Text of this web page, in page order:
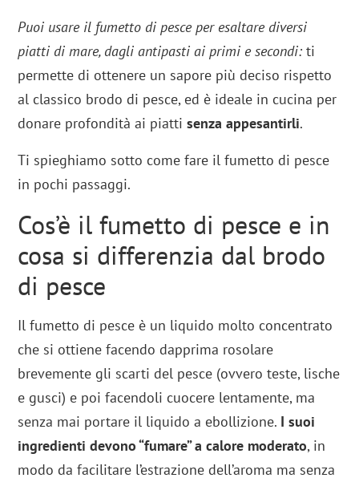
Puoi usare il fumetto di pesce per esaltare diversi
piatti di mare, dagli antipasti ai primi e secondi: ti
permette di ottenere un sapore più deciso rispetto
al classico brodo di pesce, ed è ideale in cucina per
donare profondità ai piattisenza appesantirli.
Ti spieghiamo sotto come fare il fumetto di pesce
in pochi passaggi.
Cos’è il fumetto di pesce e in
cosa si differenzia dal brodo
di pesce
Il fumetto di pesce è un liquido molto concentrato
che si ottiene facendo dapprima rosolare
brevemente gli scarti del pesce (ovvero teste, lische
e gusci) e poi facendoli cuocere lentamente, ma
senza mai portare il liquido a ebollizione. I suoi
ingredienti devono “fumare” a calore moderato, in
modo da facilitare l’estrazione dell’aroma ma senza